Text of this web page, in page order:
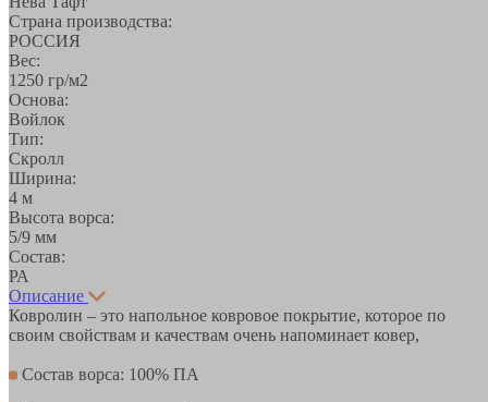
Страна производства:
РОССИЯ
Вес:
1250 гр/м2
Основа:
Войлок
Тип:
Скролл
Ширина:
4 м
Высота ворса:
5/9 мм
Состав:
РА
Описание
Ковролин – это напольное ковровое покрытие, которое по
своим свойствам и качествам очень напоминает ковер,
Состав ворса: 100% ПА